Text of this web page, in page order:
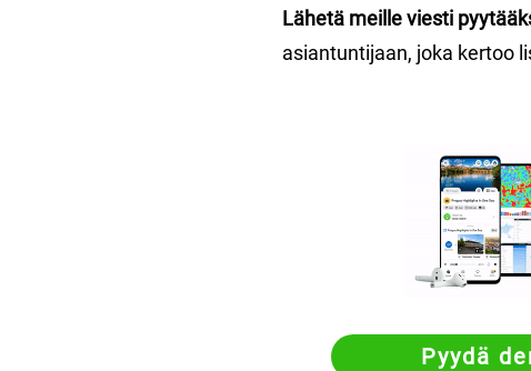
Lähetä meille viesti
asiantuntijaan, joka kertoo
Pyydä